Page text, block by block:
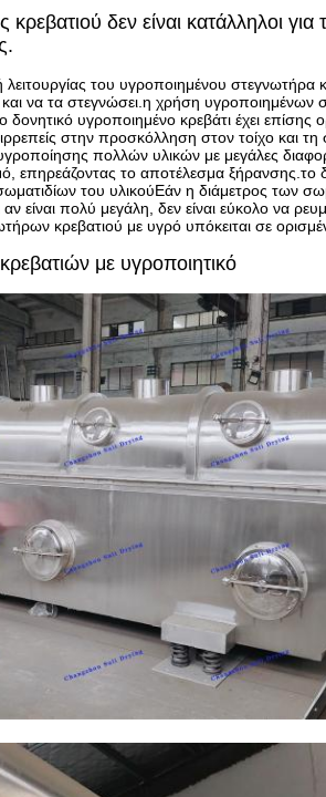
δεν είναι κατάλληλοι
λειτουργίας του υγροποιημένου
και να τα στεγνώσει.η χρήση
υγροποιημένο κρεβάτι έχει επίσης
στην προσκόλληση στον τοίχο και
πολλών υλικών με μεγάλες
επηρεάζοντας το αποτέλεσμα ξήρανσης.το
του υλικούΕάν η διάμετρος των
είναι πολύ μεγάλη, δεν είναι εύκολο να
κρεβατιού με υγρό υπόκειται σε
με υγροποιητικό